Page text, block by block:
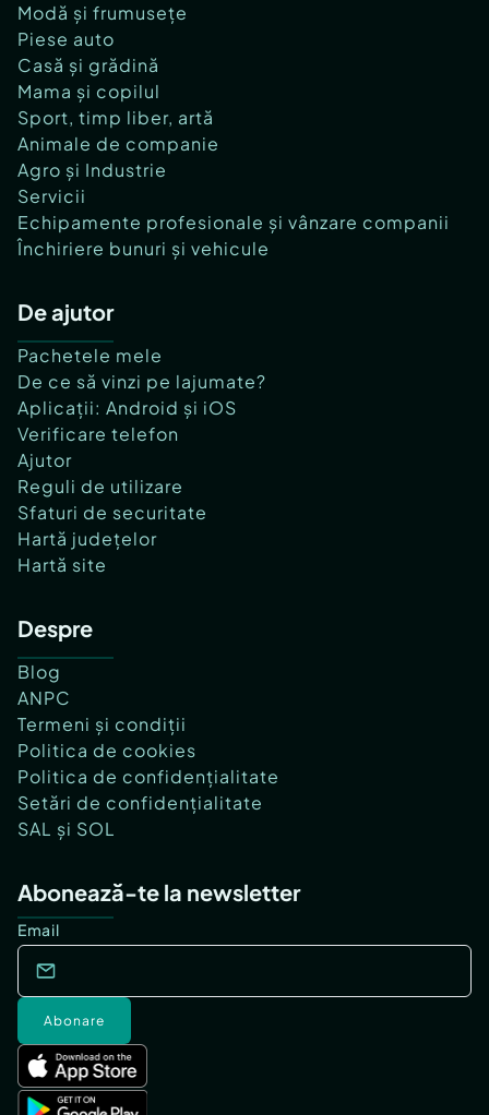
Modă și frumusețe
Piese auto
Casă și grădină
Mama și copilul
Sport, timp liber, artă
Animale de companie
Agro și Industrie
Servicii
Echipamente profesionale și vânzare companii
Închiriere bunuri și vehicule
De ajutor
Pachetele mele
De ce să vinzi pe lajumate?
Aplicații: Android și iOS
Verificare telefon
Ajutor
Reguli de utilizare
Sfaturi de securitate
Hartă județelor
Hartă site
Despre
Blog
ANPC
Termeni și condiții
Politica de cookies
Politica de confidențialitate
Setări de confidențialitate
SAL și SOL
Abonează-te la newsletter
Email
Abonare